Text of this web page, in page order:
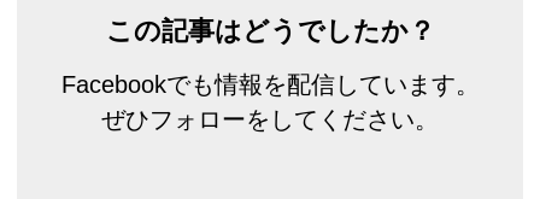
この記事はどうでしたか？
Facebookでも情報を配信しています。
ぜひフォローをしてください。